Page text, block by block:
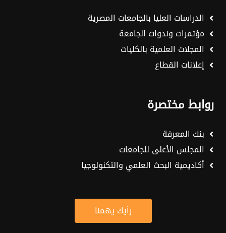
الدراسات العليا بالجامعات المصرية
مؤتمرات وندوات الجامعة
المجلات العلمية بالكليات
إعلانات القطاع
روابط مختصرة
بنك المعرفة
المجلس الأعلى للجامعات
أكاديمية البحث العلمي والتكنولوجيا
رأيك يهمنا